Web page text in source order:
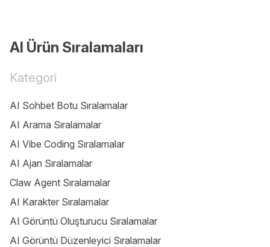
AI Ürün Sıralamaları
Kategori
AI Sohbet Botu Sıralamalar
AI Arama Sıralamalar
AI Vibe Coding Sıralamalar
AI Ajan Sıralamalar
Claw Agent Sıralamalar
AI Karakter Sıralamalar
AI Görüntü Oluşturucu Sıralamalar
AI Görüntü Düzenleyici Sıralamalar